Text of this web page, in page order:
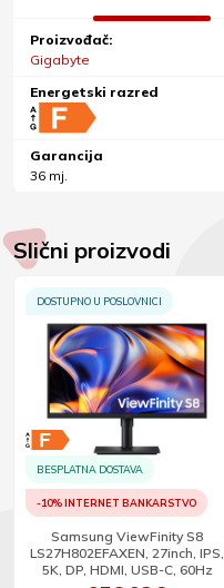
Proizvođač:
Gigabyte
Energetski razred
Garancija
36 mj.
Slični proizvodi
DOSTUPNO U POSLOVNICI
BESPLATNA DOSTAVA
-10% INTERNET BANKARSTVO
Samsung ViewFinity S8
LS27H802EFAXEN, 27inch, IPS,
5K, DP, HDMI, USB-C, 60Hz